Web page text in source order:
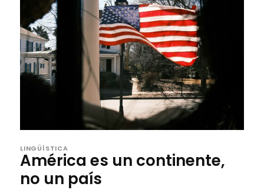
LINGÜÍSTICA
América es un continente,
no un país